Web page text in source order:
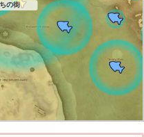
の街